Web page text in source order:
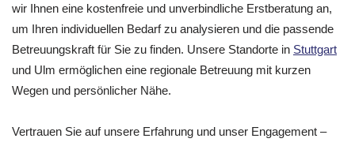
wir Ihnen eine kostenfreie und unverbindliche Erstberatung an,
um Ihren individuellen Bedarf zu analysieren und die passende
Betreuungskraft für Sie zu finden. Unsere Standorte in Stuttgart
und Ulm ermöglichen eine regionale Betreuung mit kurzen
Wegen und persönlicher Nähe.
Vertrauen Sie auf unsere Erfahrung und unser Engagement –